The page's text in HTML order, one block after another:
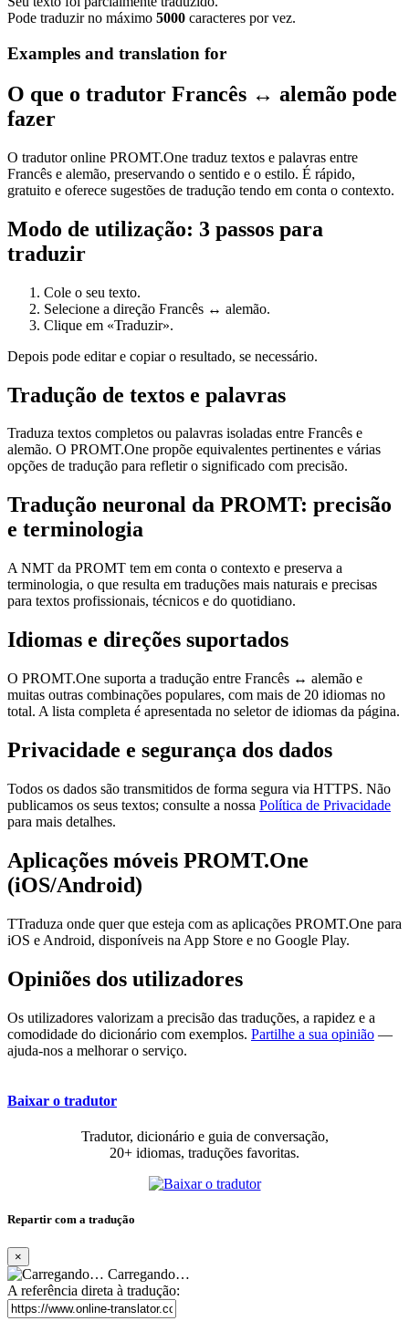
Pode traduzir no máximo 5000 caracteres por vez.
Examples and translation for
O que o tradutor Francês ↔ alemão pode
fazer
O tradutor online PROMT.One traduz textos e palavras entre
Francês e alemão, preservando o sentido e o estilo. É rápido,
gratuito e oferece sugestões de tradução tendo em conta o contexto.
Modo de utilização: 3 passos para
traduzir
Cole o seu texto.
Selecione a direção Francês ↔ alemão.
Clique em «Traduzir».
Depois pode editar e copiar o resultado, se necessário.
Tradução de textos e palavras
Traduza textos completos ou palavras isoladas entre Francês e
alemão. O PROMT.One propõe equivalentes pertinentes e várias
opções de tradução para refletir o significado com precisão.
Tradução neuronal da PROMT: precisão
e terminologia
A NMT da PROMT tem em conta o contexto e preserva a
terminologia, o que resulta em traduções mais naturais e precisas
para textos profissionais, técnicos e do quotidiano.
Idiomas e direções suportados
O PROMT.One suporta a tradução entre Francês ↔ alemão e
muitas outras combinações populares, com mais de 20 idiomas no
total. A lista completa é apresentada no seletor de idiomas da página.
Privacidade e segurança dos dados
Todos os dados são transmitidos de forma segura via HTTPS. Não
publicamos os seus textos; consulte a nossa Política de Privacidade
para mais detalhes.
Aplicações móveis PROMT.One
(iOS/Android)
TTraduza onde quer que esteja com as aplicações PROMT.One para
iOS e Android, disponíveis na App Store e no Google Play.
Opiniões dos utilizadores
Os utilizadores valorizam a precisão das traduções, a rapidez e a
comodidade do dicionário com exemplos. Partilhe a sua opinião —
ajuda-nos a melhorar o serviço.
Baixar o tradutor
Tradutor, dicionário e guia de conversação,
20+ idiomas, traduções favoritas.
Repartir com a tradução
×
Carregando…
A referência direta à tradução: